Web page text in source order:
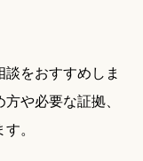
をおすすめしま
や必要な証拠、
。